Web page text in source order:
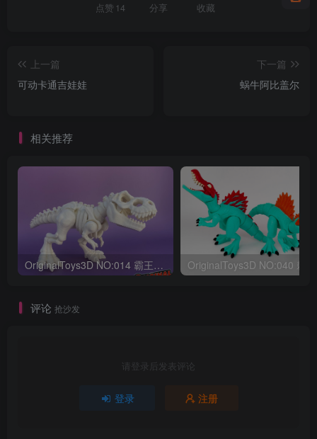
点赞 14 分享 收藏
上一篇
可动卡通吉娃娃
下一篇
蜗牛阿比盖尔
相关推荐
OriginalToys3D NO:014 霸王龙骨架
评论 抢沙发
请登录后发表评论
登录 注册